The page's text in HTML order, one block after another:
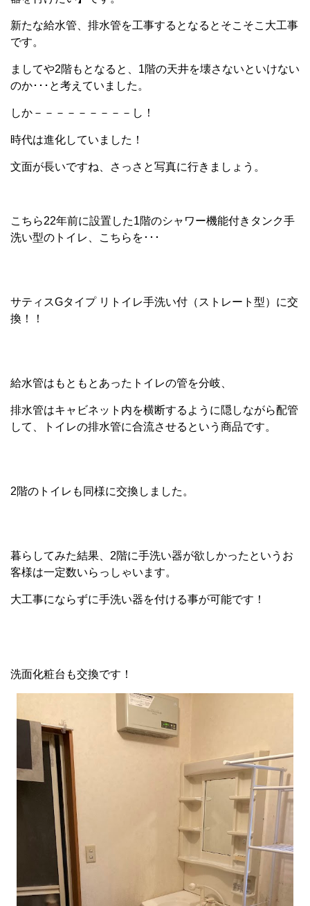
新たな給水管、排水管を工事するとなるとそこそこ大工事
です。
ましてや2階もとなると、1階の天井を壊さないといけない
のか･･･と考えていました。
しか－－－－－－－－－し！
時代は進化していました！
文面が長いですね、さっさと写真に行きましょう。
こちら22年前に設置した1階のシャワー機能付きタンク手
洗い型のトイレ、こちらを･･･
サティスGタイプ リトイレ手洗い付（ストレート型）に交
換！！
給水管はもともとあったトイレの管を分岐、
排水管はキャビネット内を横断するように隠しながら配管
して、トイレの排水管に合流させるという商品です。
2階のトイレも同様に交換しました。
暮らしてみた結果、2階に手洗い器が欲しかったというお
客様は一定数いらっしゃいます。
大工事にならずに手洗い器を付ける事が可能です！
洗面化粧台も交換です！